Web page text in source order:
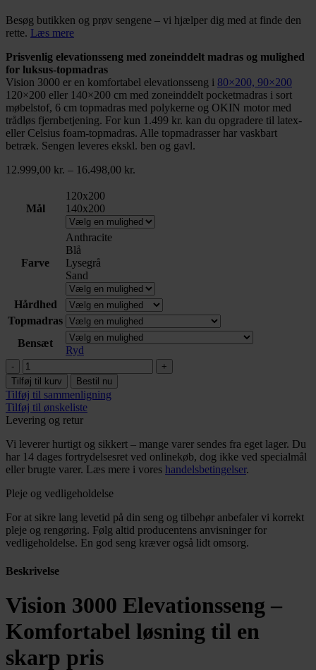
Besøg butikken og prøv sengene – vi hjælper dig med at finde den
rette. Læs mere
Prisvenlig elevationsseng med zoneinddelt madras og mulighed
for luksus-topmadras
Vision 3000 er en komfortabel elevationsseng i 80×200, 90×200
120×200 eller 140×200 cm med zoneinddelt pocketmadras i sort
møbelstof, 6 cm topmadras med polykerne og OKIN motor med
trådløs fjernbetjening. For kun 1.499 kr. kan du opgradere til latex-
eller Celsius foam-topmadras. Alle topmadrasser har vaskbart
betræk. Sengen leveres ekskl. ben og gavl.
12.999,00 kr. – 16.498,00 kr.
Mål
120x200
140x200
Farve
Anthracite
Blå
Lysegrå
Sand
Hårdhed
Topmadras
Bensæt
Ryd
Vision
elevation
120/140×200
antal
Tilføj til kurv Bestil nu
Tilføj til sammenligning
Tilføj til ønskeliste
Levering og retur
Vi leverer hurtigt og sikkert – mange varer sendes fra eget lager. Du
har 14 dages fortrydelsesret ved onlinekøb, dog ikke ved specialmål
eller brugte varer. Læs mere i vores handelsbetingelser.
Pleje og vedligeholdelse
For at sikre lang levetid på din seng og tilbehør anbefaler vi korrekt
pleje og rengøring. Følg altid producentens anvisninger for
vedligeholdelse. En god seng kræver også lidt omsorg.
Beskrivelse
Vision 3000 Elevationsseng –
Komfortabel løsning til en
skarp pris